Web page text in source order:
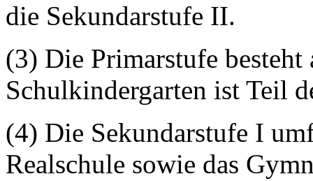
die Sekundarstufe II.
(3) Die Primarstufe
Schulkindergarten ist Teil
(4) Die Sekundarstufe I
Realschule sowie das